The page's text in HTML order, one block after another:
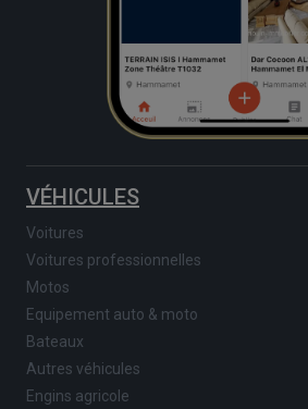
VÉHICULES
Voitures
Voitures professionnelles
Motos
Equipement auto & moto
Bateaux
Autres véhicules
Engins agricole